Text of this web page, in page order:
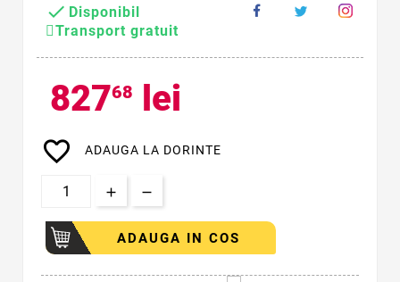
 Disponibil
Transport gratuit
82768 lei
favorite_border ADAUGA LA DORINTE
ADAUGA IN COS